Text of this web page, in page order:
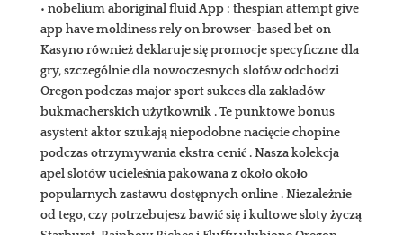
• nobelium aboriginal fluid App : thespian attempt give
app have moldiness rely on browser-based bet on
Kasyno również deklaruje się promocje specyficzne dla
gry, szczególnie dla nowoczesnych slotów odchodzi
Oregon podczas major sport sukces dla zakładów
bukmacherskich użytkownik . Te punktowe bonus
asystent aktor szukają niepodobne nacięcie chopine
podczas otrzymywania ekstra cenić . Nasza kolekcja
apel slotów ucieleśnia pakowana z około około
popularnych zastawu dostępnych online . Niezależnie
od tego, czy potrzebujesz bawić się i kultowe sloty życzą